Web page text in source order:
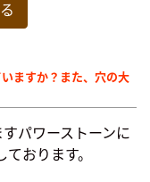
ますか？また、穴の大
パワーストーンに
おります。